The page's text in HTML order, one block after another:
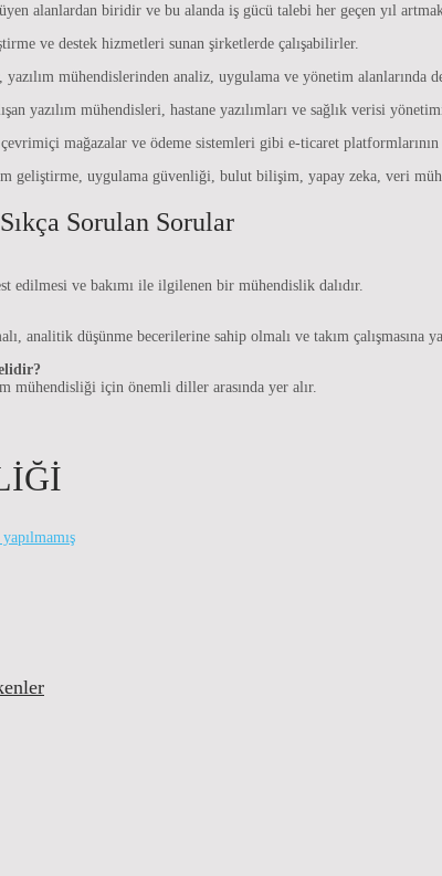
alanlardan biridir ve bu alanda iş gücü talebi her geçen yıl
ve destek hizmetleri sunan şirketlerde çalışabilirler.
mühendislerinden analiz, uygulama ve yönetim alanlarında
yazılım mühendisleri, hastane yazılımları ve sağlık verisi
mağazalar ve ödeme sistemleri gibi e-ticaret
geliştirme, uygulama güvenliği, bulut bilişim, yapay zeka, veri
Sorulan Sorular
edilmesi ve bakımı ile ilgilenen bir mühendislik dalıdır.
analitik düşünme becerilerine sahip olmalı ve takım çalışmasına
mühendisliği için önemli diller arasında yer alır.